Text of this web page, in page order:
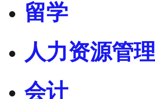
留学
人力资源管理
会计